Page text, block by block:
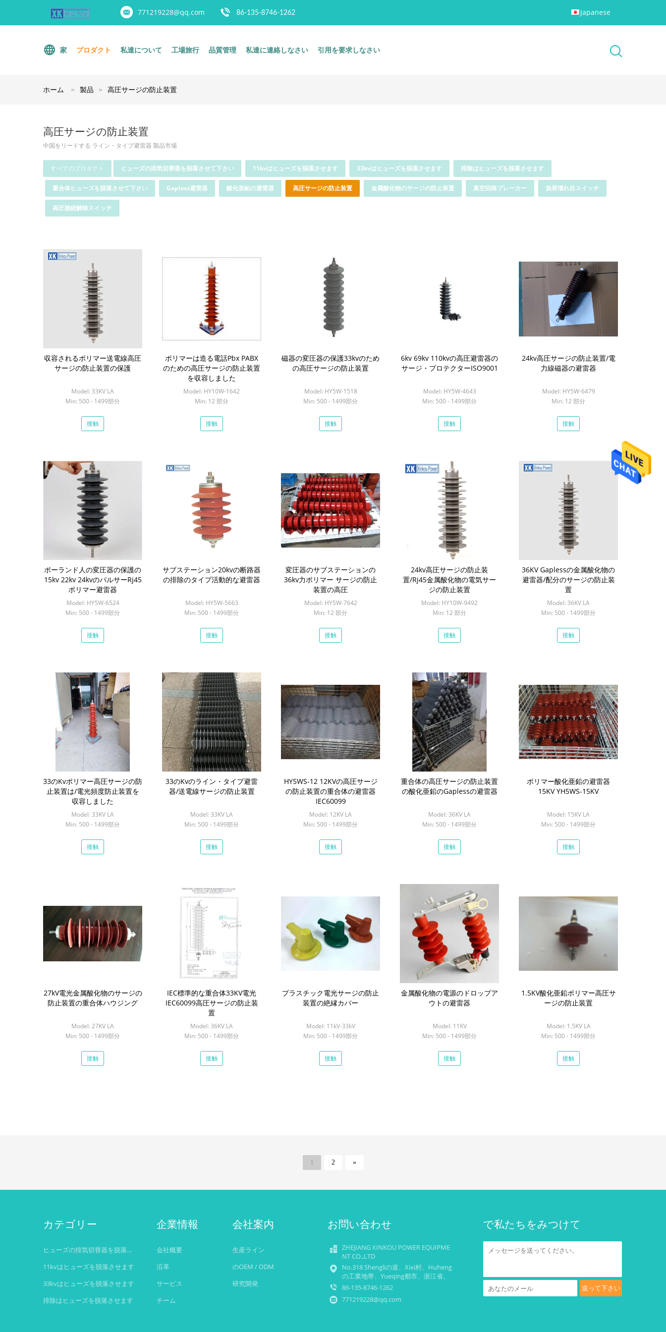
771219228@qq.com 86-135-8746-1262 Japanese
家 プロダクト 私達について 工場旅行 品質管理 私達に連絡しなさい 引用を要求しなさい
ホーム 製品 高圧サージの防止装置
高圧サージの防止装置
中国をリードする ライン・タイプ避雷器 製品市場
すべてのプロダクト ヒューズの排気切替器を脱落させて下さい 11kvはヒューズを脱落させます 33kvはヒューズを脱落させます 排除はヒューズを脱落させます
重合体ヒューズを脱落させて下さい Gapless避雷器 酸化亜鉛の避雷器 高圧サージの防止装置 金属酸化物のサージの防止装置 真空回路ブレーカー 負荷壊れ目スイッチ
高圧接続解除スイッチ
収容されるポリマー送電線高圧
サージの防止装置の保護
Model: 33KV LA
Min: 500 - 1499部分
接触
ポリマーは造る電話Pbx PABX
のための高圧サージの防止装置
を収容しました
Model: HY10W-1642
Min: 12 部分
接触
磁器の変圧器の保護33kvのため
の高圧サージの防止装置
Model: HY5W-1518
Min: 500 - 1499部分
接触
6kv 69kv 110kvの高圧避雷器の
サージ・プロテクターISO9001
Model: HY5W-4643
Min: 500 - 1499部分
接触
24kv高圧サージの防止装置/電
力線磁器の避雷器
Model: HY5W-6479
Min: 12 部分
接触
ポーランド人の変圧器の保護の
15kv 22kv 24kvのパルサーRj45
ポリマー避雷器
Model: HY5W-6524
Min: 500 - 1499部分
接触
サブステーション20kvの断路器
の排除のタイプ活動的な避雷器
Model: HY5W-5663
Min: 500 - 1499部分
接触
変圧器のサブステーションの
36kv力ポリマー サージの防止
装置の高圧
Model: HY5W-7642
Min: 12 部分
接触
24kv高圧サージの防止装
置/Rj45金属酸化物の電気サー
ジの防止装置
Model: HY10W-9492
Min: 12 部分
接触
36KV Gaplessの金属酸化物の
避雷器/配分のサージの防止装
置
Model: 36KV LA
Min: 500 - 1499部分
接触
33のKvポリマー高圧サージの防
止装置は/電光頻度防止装置を
収容しました
Model: 33KV LA
Min: 500 - 1499部分
接触
33のKvのライン・タイプ避雷
器/送電線サージの防止装置
Model: 33KV LA
Min: 500 - 1499部分
接触
HY5WS-12 12KVの高圧サージ
の防止装置の重合体の避雷器
IEC60099
Model: 12KV LA
Min: 500 - 1499部分
接触
重合体の高圧サージの防止装置
の酸化亜鉛のGaplessの避雷器
Model: 36KV LA
Min: 500 - 1499部分
接触
ポリマー酸化亜鉛の避雷器
15KV YH5WS-15KV
Model: 15KV LA
Min: 500 - 1499部分
接触
27kV電光金属酸化物のサージの
防止装置の重合体ハウジング
Model: 27KV LA
Min: 500 - 1499部分
接触
IEC標準的な重合体33KV電光
IEC60099高圧サージの防止装
置
Model: 36KV LA
Min: 500 - 1499部分
接触
プラスチック電光サージの防止
装置の絶縁カバー
Model: 11kV-33kV
Min: 500 - 1499部分
接触
金属酸化物の電源のドロップア
ウトの避雷器
Model: 11KV
Min: 500 - 1499部分
接触
1.5KV酸化亜鉛ポリマー高圧サ
ージの防止装置
Model: 1.5KV LA
Min: 500 - 1499部分
接触
1 2 »
カテゴリー
ヒューズの排気切替器を脱落させて下さい
11kvはヒューズを脱落させます
33kvはヒューズを脱落させます
排除はヒューズを脱落させます
企業情報
会社概要
沿革
サービス
チーム
会社案内
生産ライン
のOEM / ODM
研究開発
お問い合わせ
ZHEJIANG XINKOU POWER EQUIPME
NT CO.,LTD
No.318 Shengliの道、Xixi村、Huheng
の工業地帯、Yueqing都市、浙江省。
86-135-8746-1262
771219228@qq.com
で私たちをみつけて
送って下さい